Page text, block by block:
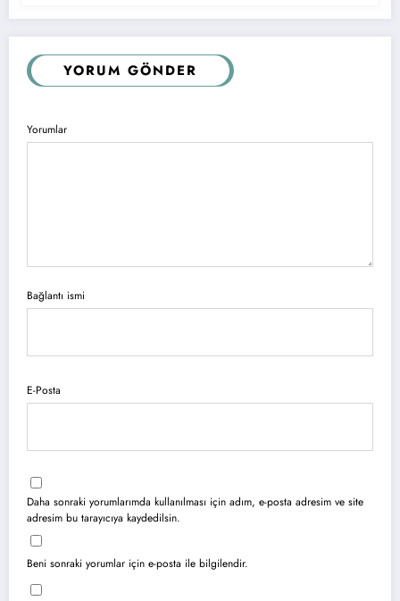
YORUM GÖNDER
Yorumlar
Bağlantı ismi
E-Posta
Daha sonraki yorumlarımda kullanılması için adım, e-posta adresim ve site
adresim bu tarayıcıya kaydedilsin.
Beni sonraki yorumlar için e-posta ile bilgilendir.